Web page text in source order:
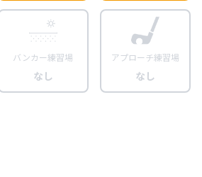
バンカー練習場
なし
アプローチ練習場
なし